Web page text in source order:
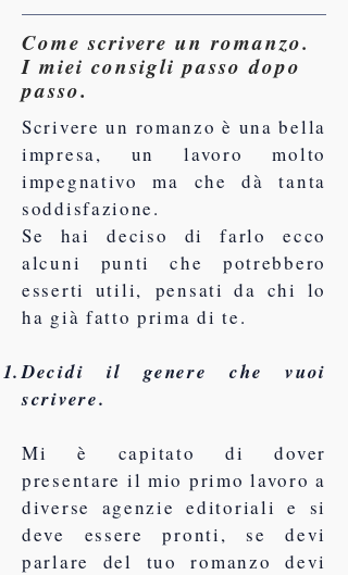
Come scrivere un romanzo.
I miei consigli passo dopo
passo.
Scrivere un romanzo è una bella
impresa, un lavoro molto
impegnativo ma che dà tanta
soddisfazione.
Se hai deciso di farlo ecco
alcuni punti che potrebbero
esserti utili, pensati da chi lo
ha già fatto prima di te.
Decidi il genere che vuoi
scrivere.
Mi è capitato di dover
presentare il mio primo lavoro a
diverse agenzie editoriali e si
deve essere pronti, se devi
parlare del tuo romanzo devi